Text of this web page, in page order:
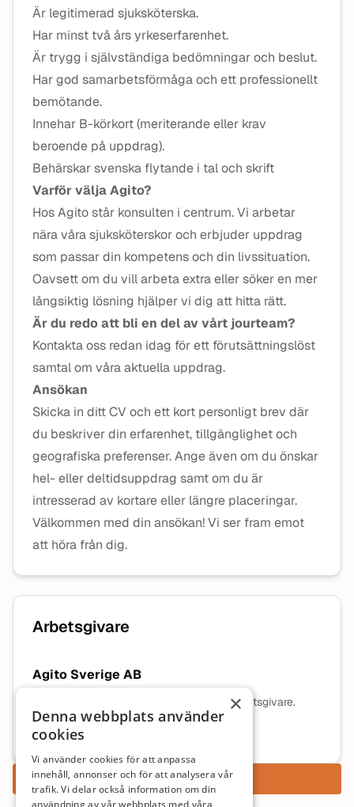
Är legitimerad sjuksköterska.
Har minst två års yrkeserfarenhet.
Är trygg i självständiga bedömningar och beslut.
Har god samarbetsförmåga och ett professionellt
bemötande.
Innehar B-körkort (meriterande eller krav
beroende på uppdrag).
Behärskar svenska flytande i tal och skrift
Varför välja Agito?
Hos Agito står konsulten i centrum. Vi arbetar
nära våra sjuksköterskor och erbjuder uppdrag
som passar din kompetens och din livssituation.
Oavsett om du vill arbeta extra eller söker en mer
långsiktig lösning hjälper vi dig att hitta rätt.
Är du redo att bli en del av vårt jourteam?
Kontakta oss redan idag för ett förutsättningslöst
samtal om våra aktuella uppdrag.
Ansökan
Skicka in ditt CV och ett kort personligt brev där
du beskriver din erfarenhet, tillgänglighet och
geografiska preferenser. Ange även om du önskar
hel- eller deltidsuppdrag samt om du är
intresserad av kortare eller längre placeringar.
Välkommen med din ansökan! Vi ser fram emot
att höra från dig.
Arbetsgivare
Agito Sverige AB
Ingen beskrivning tillgänglig för denna arbetsgivare.
Mer information om arbetsgivaren
Ansök nu
×
Denna webbplats använder
cookies
Vi använder cookies för att anpassa
innehåll, annonser och för att analysera vår
trafik. Vi delar också information om din
användning av vår webbplats med våra